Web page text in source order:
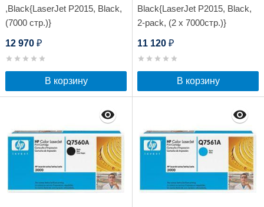
,Black{LaserJet P2015, Black,
(7000 стр.)}
12 970 ₽
В корзину
Black{LaserJet P2015, Black,
2-pack, (2 x 7000стр.)}
11 120 ₽
В корзину